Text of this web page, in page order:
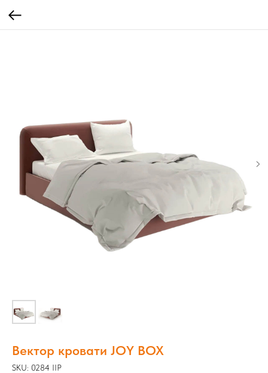
Вектор кровати JOY BOX
SKU: 0284 IIP